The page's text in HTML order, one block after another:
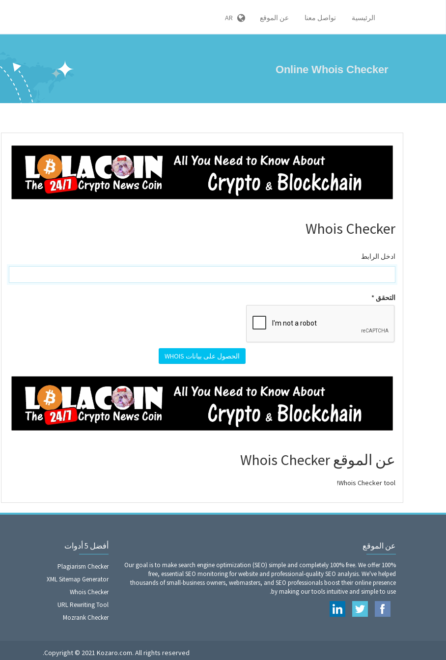
الرئيسية تواصل معنا عن الموقع
Online Whois Checker
Whois Checker
ادخل الرابط
التحقق *
عن الموقع Whois Checker
Whois Checker tool!
عن الموقع
Our goal is to make search engine optimization (SEO) simple and completely 100% free. We offer 100%
free, essential SEO monitoring for website and professional-quality SEO analysis. We've helped
thousands of small-business owners, webmasters, and SEO professionals boost their online presence
by making our tools intuitive and simple to use.
أفضل 5 أدوات
Plagiarism Checker
XML Sitemap Generator
Whois Checker
URL Rewriting Tool
Mozrank Checker
Copyright © 2021 Kozaro.com. All rights reserved.